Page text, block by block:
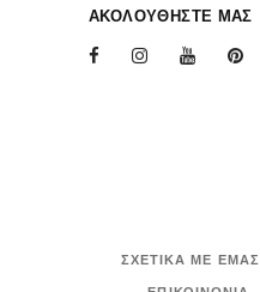
ΑΚΟΛΟΥΘΗΣΤΕ ΜΑΣ
ΣΧΕΤΙΚΑ ΜΕ ΕΜΑΣ